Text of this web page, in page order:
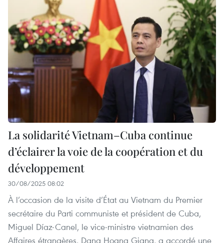
La solidarité Vietnam–Cuba continue
d’éclairer la voie de la coopération et du
développement
30/08/2025 08:02
À l’occasion de la visite d’État au Vietnam du Premier
secrétaire du Parti communiste et président de Cuba,
Miguel Díaz-Canel, le vice-ministre vietnamien des
Affaires étrangères, Dang Hoang Giang, a accordé une